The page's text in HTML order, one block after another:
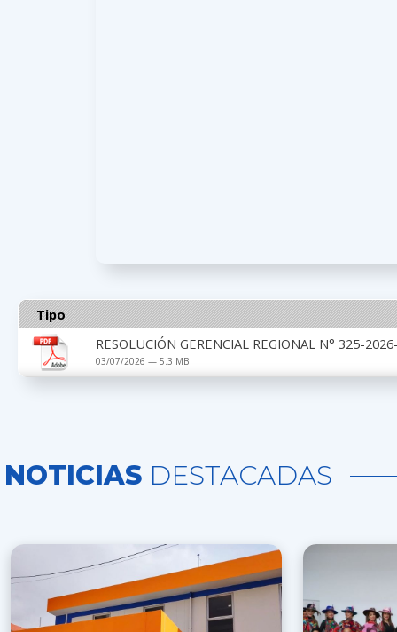
Tipo
RESOLUCIÓN GERENCIAL REGIONAL N° 325-
03/07/2026 — 5.3 MB
NOTICIAS DESTACADAS